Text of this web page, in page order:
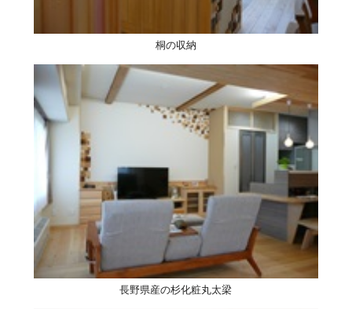
桐の収納
長野県産の杉化粧丸太梁